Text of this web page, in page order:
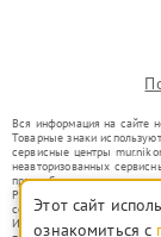
Вся информация на сайте
Товарные знаки
сервисные центры
неавторизованных
правообладателями
Ремонт осуществляется
со статьей 1487 ГК РФ.
Использование товарных
Этот сайт
ознакомиться с